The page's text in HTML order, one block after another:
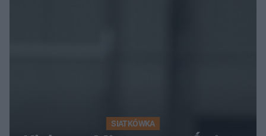
SIATKÓWKA